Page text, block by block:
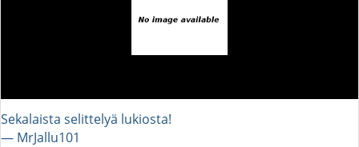
Sekalaista selittelyä lukiosta!
― MrJallu101